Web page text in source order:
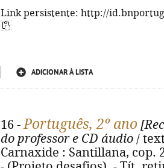
Link persistente: http://
ADICIONAR À LISTA
16 -Português, 2º ano
do professor e CD áudio /
Carnaxide : Santillana, cop.